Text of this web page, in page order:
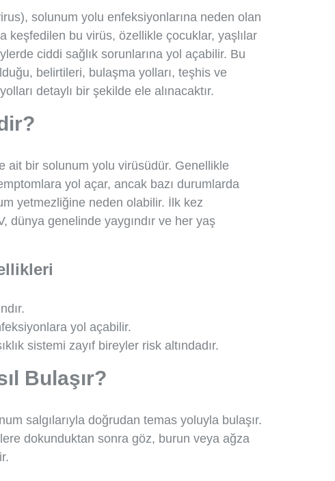
solunum yolu enfeksiyonlarına neden olan
keşfedilen bu virüs, özellikle çocuklar, yaşlılar
ciddi sağlık sorunlarına yol açabilir. Bu
belirtileri, bulaşma yolları, teşhis ve
detaylı bir şekilde ele alınacaktır.
ait bir solunum yolu virüsüdür. Genellikle
yol açar, ancak bazı durumlarda
yetmezliğine neden olabilir. İlk kez
dünya genelinde yaygındır ve her yaş
yol açabilir.
sistemi zayıf bireyler risk altındadır.
Bulaşır?
salgılarıyla doğrudan temas yoluyla bulaşır.
dokunduktan sonra göz, burun veya ağza